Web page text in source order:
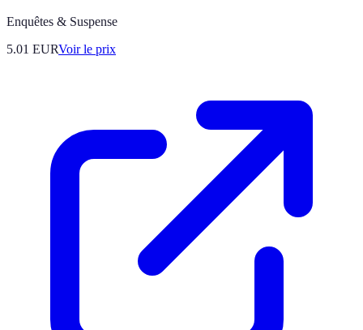
Enquêtes & Suspense
5.01 EURVoir le prix